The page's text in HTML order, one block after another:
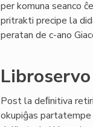
per komuna seanco
pritrakti precipe la
peratan de c-ano
Post la deﬁnitiva
okupiĝas